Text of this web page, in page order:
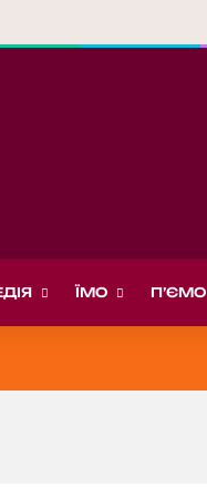
ЇМО П’ЄМО